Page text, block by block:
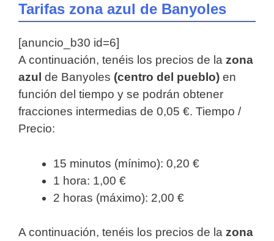
Tarifas zona azul de Banyoles
[anuncio_b30 id=6]
A continuación, tenéis los precios de la zona
azul de Banyoles (centro del pueblo) en
función del tiempo y se podrán obtener
fracciones intermedias de 0,05 €. Tiempo /
Precio:
15 minutos (mínimo): 0,20 €
1 hora: 1,00 €
2 horas (máximo): 2,00 €
A continuación, tenéis los precios de la zona